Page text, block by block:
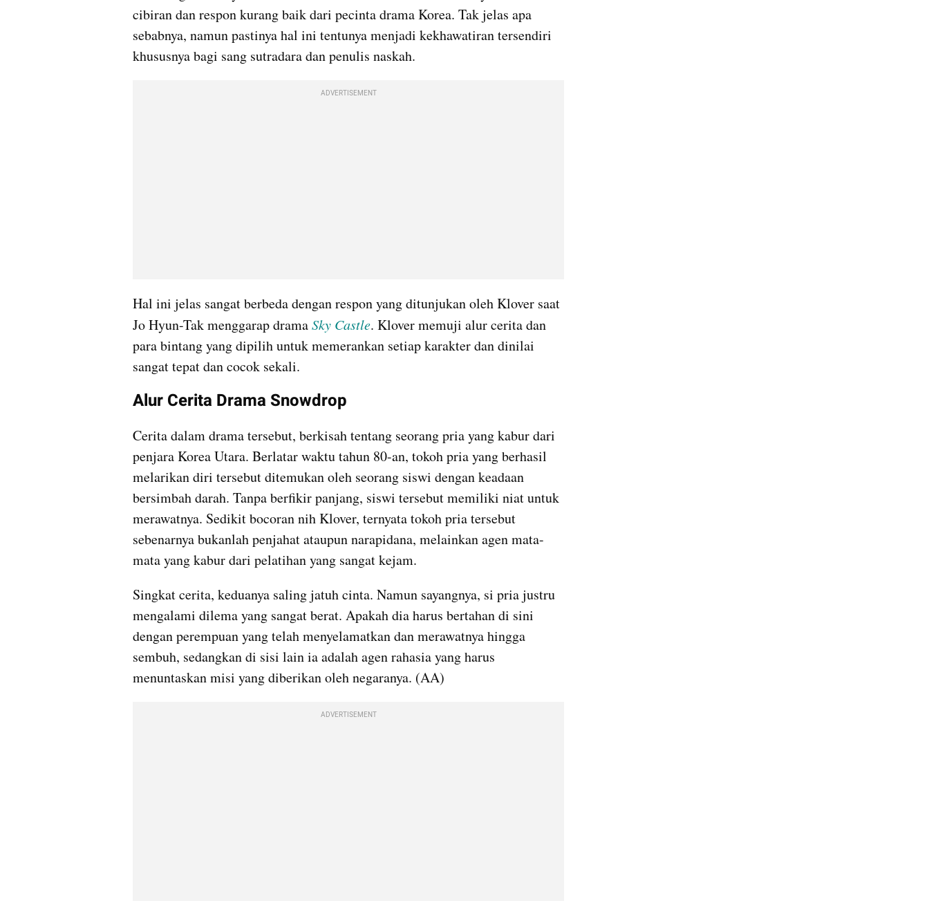
cibiran dan respon kurang baik dari pecinta drama Korea. Tak jelas apa
sebabnya, namun pastinya hal ini tentunya menjadi kekhawatiran tersendiri
khususnya bagi sang sutradara dan penulis naskah.
ADVERTISEMENT
Hal ini jelas sangat berbeda dengan respon yang ditunjukan oleh Klover saat
Jo Hyun-Tak menggarap drama Sky Castle. Klover memuji alur cerita dan
para bintang yang dipilih untuk memerankan setiap karakter dan dinilai
sangat tepat dan cocok sekali.
Alur Cerita Drama Snowdrop
Cerita dalam drama tersebut, berkisah tentang seorang pria yang kabur dari
penjara Korea Utara. Berlatar waktu tahun 80-an, tokoh pria yang berhasil
melarikan diri tersebut ditemukan oleh seorang siswi dengan keadaan
bersimbah darah. Tanpa berfikir panjang, siswi tersebut memiliki niat untuk
merawatnya. Sedikit bocoran nih Klover, ternyata tokoh pria tersebut
sebenarnya bukanlah penjahat ataupun narapidana, melainkan agen mata-
mata yang kabur dari pelatihan yang sangat kejam.
Singkat cerita, keduanya saling jatuh cinta. Namun sayangnya, si pria justru
mengalami dilema yang sangat berat. Apakah dia harus bertahan di sini
dengan perempuan yang telah menyelamatkan dan merawatnya hingga
sembuh, sedangkan di sisi lain ia adalah agen rahasia yang harus
menuntaskan misi yang diberikan oleh negaranya. (AA)
ADVERTISEMENT